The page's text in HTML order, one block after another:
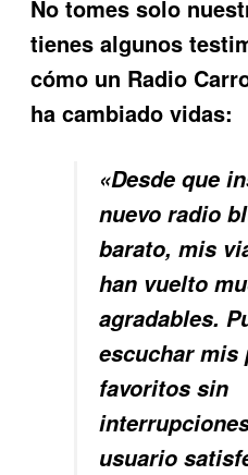
No tomes solo
tienes algunos
cómo un Radio
ha cambiado vidas:
«Desde que
nuevo radio
barato, mis
han vuelto
agradables.
escuchar mis
favoritos sin
usuario